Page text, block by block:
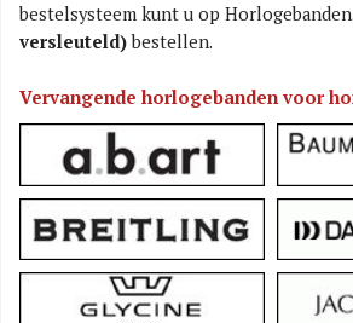
bestelsysteem kunt u op
versleuteld)bestellen.
Vervangende horlogebanden voor